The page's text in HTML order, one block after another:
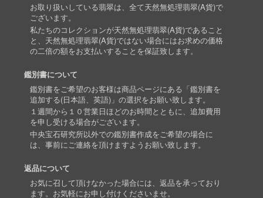
お取り扱いしている翡翠は、全て天然無処理翡翠(A貨)で
ございます。
私たちのコレクションが天然無処理翡翠(A貨)であること
と、天然無処理翡翠(A貨)ではない場合にはお求めの価格
の二倍の額をお支払いすることを保証致します。
鑑別書について
鑑別書をご希望のお客様は商品ページにある「鑑別書を
追加する(日本語、英語)」の選択をお願い致します。
１週間から１０営業日ほどのお時間とともに、追加費用
を申し受ける場合がございます。
中央宝石研究所以外での鑑別書作成をご希望の場合に
は、事前にご連絡を頂けますようお願い致します。
返品について
お気に召して頂けなかった場合には、返品を承っており
ます。お気軽にお申し付けくださいませ。